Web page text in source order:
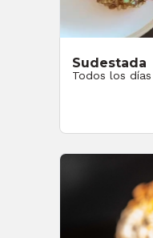
Sudestada
Todos los días